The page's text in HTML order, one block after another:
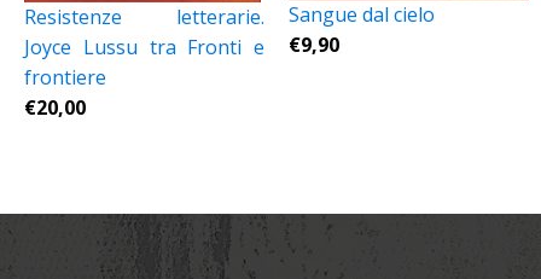
Resistenze letterarie.
Joyce Lussu tra Fronti e
frontiere
€20,00
Sangue dal cielo
€9,90